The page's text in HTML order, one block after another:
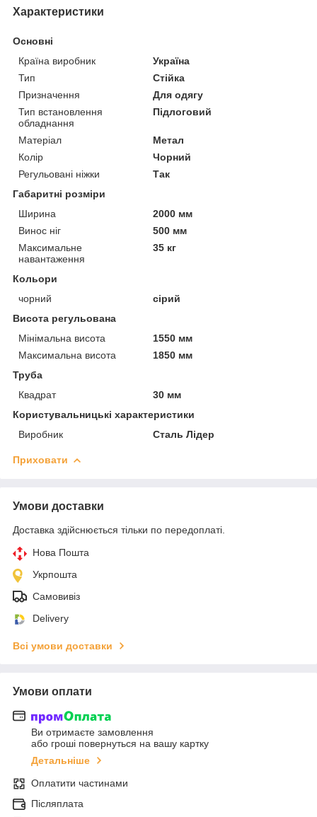
Характеристики
Основні
Країна виробник
Україна
Тип
Стійка
Призначення
Для одягу
Тип встановлення
обладнання
Підлоговий
Матеріал
Метал
Колір
Чорний
Регульовані ніжки
Так
Габаритні розміри
Ширина
2000 мм
Винос ніг
500 мм
Максимальне
навантаження
35 кг
Кольори
чорний
сірий
Висота регульована
Мінімальна висота
1550 мм
Максимальна висота
1850 мм
Труба
Квадрат
30 мм
Користувальницькі характеристики
Виробник
Сталь Лідер
Приховати
Умови доставки
Доставка здійснюється тільки по передоплаті.
Нова Пошта
Укрпошта
Самовивіз
Delivery
Всі умови доставки
Умови оплати
Ви отримаєте замовлення
або гроші повернуться на вашу картку
Детальніше
Оплатити частинами
Післяплата